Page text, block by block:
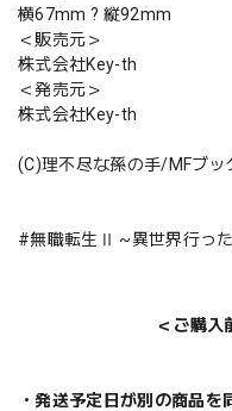
横67mm ? 縦92mm
＜販売元＞
株式会社Key-th
＜発売元＞
株式会社Key-th
(C)理不尽な孫の手/MFブ
#無職転生Ⅱ ~異世界行っ
＜ご購入
・発送予定日が別の商品